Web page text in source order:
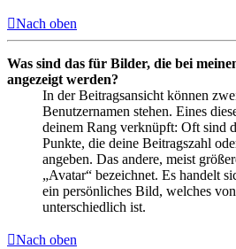
Nach oben
Was sind das für Bilder, die bei
angezeigt werden?
In der Beitragsansicht können
Benutzernamen stehen. Eines
deinem Rang verknüpft: Oft sind
Punkte, die deine Beitragszahl
angeben. Das andere, meist
„Avatar“ bezeichnet. Es handelt
ein persönliches Bild, welches
unterschiedlich ist.
Nach oben